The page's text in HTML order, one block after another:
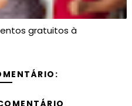
gratuitos à